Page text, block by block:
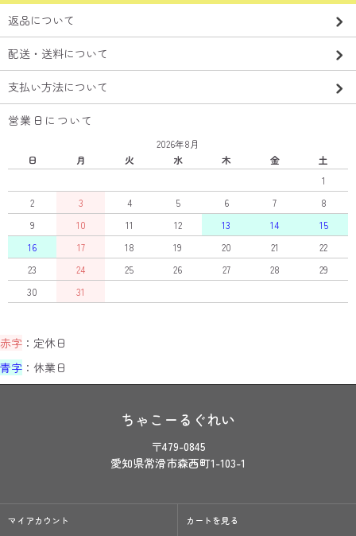
返品について
配送・送料について
支払い方法について
営業日について
2026年8月
日
月 火 水 木 金
土
1
2
3 4 5 6 7
8
9
10 11 12 13 14
15
16
17 18 19 20 21
22
23
24 25 26 27 28
29
30
31
赤字 ：定休日
青字 ：休業日
ちゃこーるぐれい
〒479-0845
愛知県常滑市森西町1-103-1
マイアカウント カートを見る